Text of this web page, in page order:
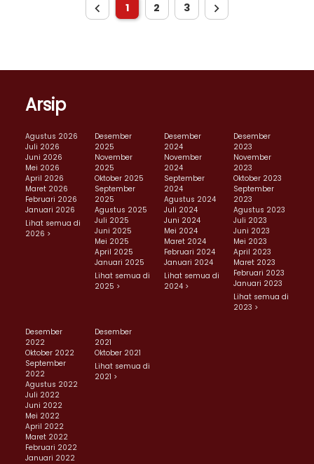
1 2 3
Arsip
Agustus 2026
Juli 2026
Juni 2026
Mei 2026
April 2026
Maret 2026
Februari 2026
Januari 2026
Lihat semua di
2026 >
Desember
2025
November
2025
Oktober 2025
September
2025
Agustus 2025
Juli 2025
Juni 2025
Mei 2025
April 2025
Januari 2025
Lihat semua di
2025 >
Desember
2024
November
2024
September
2024
Agustus 2024
Juli 2024
Juni 2024
Mei 2024
Maret 2024
Februari 2024
Januari 2024
Lihat semua di
2024 >
Desember
2023
November
2023
Oktober 2023
September
2023
Agustus 2023
Juli 2023
Juni 2023
Mei 2023
April 2023
Maret 2023
Februari 2023
Januari 2023
Lihat semua di
2023 >
Desember
2022
Oktober 2022
September
2022
Agustus 2022
Juli 2022
Juni 2022
Mei 2022
April 2022
Maret 2022
Februari 2022
Januari 2022
Desember
2021
Oktober 2021
Lihat semua di
2021 >